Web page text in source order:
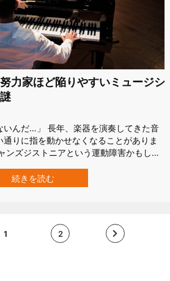
力家ほど陥りやすいミュージシ
いんだ…」 長年、楽器を演奏してきた音
りに指を動かせなくなることがありま
ンズジストニアという運動障害かもしれ
題です。 今回は、この不思議な病気の正
と身近？ミュージシャンズジストニアの
続きを読む
1 2